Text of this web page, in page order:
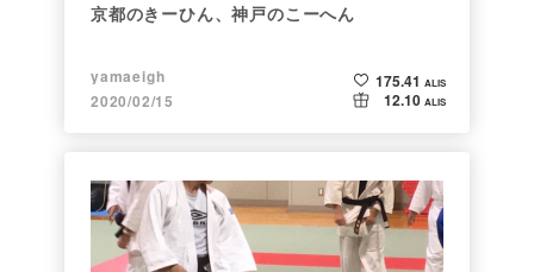
京都のきーひん、神戸のこーへん
yamaeigh
2020/02/15
175.41 ALIS
12.10 ALIS